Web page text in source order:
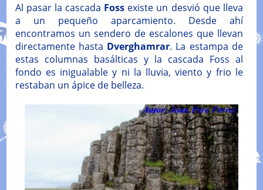
Al pasar la cascada Foss existe un desvió que lleva
a un pequeño aparcamiento. Desde ahí
encontramos un sendero de escalones que llevan
directamente hasta Dverghamrar. La estampa de
estas columnas basálticas y la cascada Foss al
fondo es inigualable y ni la lluvia, viento y frio le
restaban un ápice de belleza.